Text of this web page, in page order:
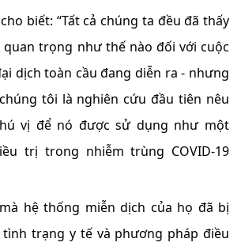
biết: “Tất cả chúng ta đều đã thấy
trọng như thế nào đối với cuộc
dịch toàn cầu đang diễn ra - nhưng
tôi là nghiên cứu đầu tiên nêu
vị để nó được sử dụng như một
trị trong nhiễm trùng COVID-19
hệ thống miễn dịch của họ đã bị
tình trạng y tế và phương pháp điều